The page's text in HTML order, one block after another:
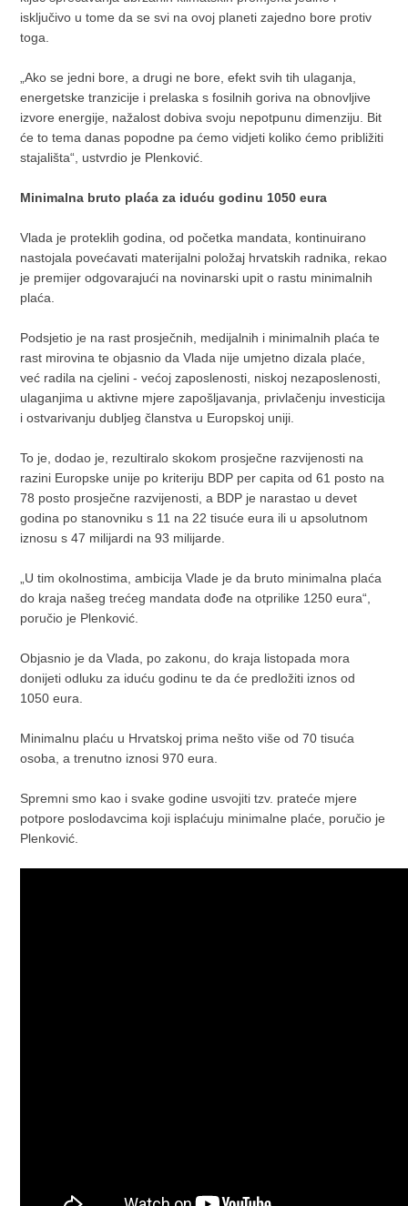
isključivo u tome da se svi na ovoj planeti zajedno bore protiv
toga.
„Ako se jedni bore, a drugi ne bore, efekt svih tih ulaganja,
energetske tranzicije i prelaska s fosilnih goriva na obnovljive
izvore energije, nažalost dobiva svoju nepotpunu dimenziju. Bit
će to tema danas popodne pa ćemo vidjeti koliko ćemo približiti
stajališta“, ustvrdio je Plenković.
Minimalna bruto plaća za iduću godinu 1050 eura
Vlada je proteklih godina, od početka mandata, kontinuirano
nastojala povećavati materijalni položaj hrvatskih radnika, rekao
je premijer odgovarajući na novinarski upit o rastu minimalnih
plaća.
Podsjetio je na rast prosječnih, medijalnih i minimalnih plaća te
rast mirovina te objasnio da Vlada nije umjetno dizala plaće,
već radila na cjelini - većoj zaposlenosti, niskoj nezaposlenosti,
ulaganjima u aktivne mjere zapošljavanja, privlačenju investicija
i ostvarivanju dubljeg članstva u Europskoj uniji.
To je, dodao je, rezultiralo skokom prosječne razvijenosti na
razini Europske unije po kriteriju BDP per capita od 61 posto na
78 posto prosječne razvijenosti, a BDP je narastao u devet
godina po stanovniku s 11 na 22 tisuće eura ili u apsolutnom
iznosu s 47 milijardi na 93 milijarde.
„U tim okolnostima, ambicija Vlade je da bruto minimalna plaća
do kraja našeg trećeg mandata dođe na otprilike 1250 eura“,
poručio je Plenković.
Objasnio je da Vlada, po zakonu, do kraja listopada mora
donijeti odluku za iduću godinu te da će predložiti iznos od
1050 eura.
Minimalnu plaću u Hrvatskoj prima nešto više od 70 tisuća
osoba, a trenutno iznosi 970 eura.
Spremni smo kao i svake godine usvojiti tzv. prateće mjere
potpore poslodavcima koji isplaćuju minimalne plaće, poručio je
Plenković.